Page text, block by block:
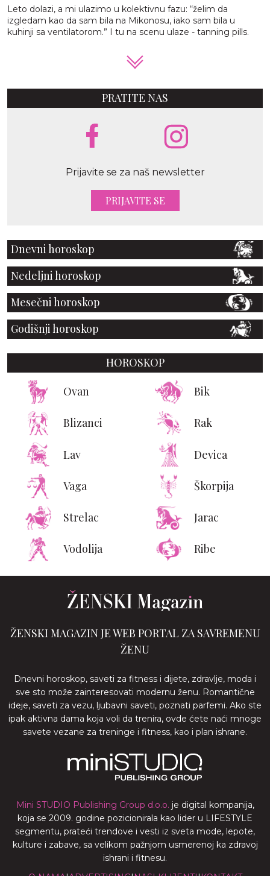
Leto dolazi, a mi ulazimo u kolektivnu fazu: “želim da
izgledam kao da sam bila na Mikonosu, iako sam bila u
kuhinji sa ventilatorom.” I tu na scenu ulaze - tanning pills.
PRATITE NAS
Prijavite se za naš newsletter
PRIJAVITE SE
Dnevni horoskop
Nedeljni horoskop
Mesečni horoskop
Godišnji horoskop
HOROSKOP
Ovan Bik
Blizanci Rak
Lav Devica
Vaga Škorpija
Strelac Jarac
Vodolija Ribe
ŽENSKI MAGAZIN JE WEB PORTAL ZA SAVREMENU
ŽENU
Dnevni horoskop, saveti za fitness i dijete, zdravlje, moda i
sve sto može zainteresovati modernu ženu. Romantične
ideje, saveti za vezu, ljubavni saveti, poznati parfemi. Ako ste
ipak aktivna dama koja voli da trenira, ovde ćete naći mnoge
savete vezane za treninge i fitness, kao i plan ishrane.
Mini STUDIO Publishing Group d.o.o. je digital kompanija,
koja se 2009. godine pozicionirala kao lider u LIFESTYLE
segmentu, prateći trendove i vesti iz sveta mode, lepote,
kulture i zabave, sa velikom pažnjom usmerenoj ka zdravoj
ishrani i fitnesu.